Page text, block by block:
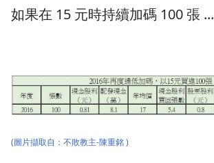
如果在 15 元時持續加碼 100 張 ...
(圖片擷取自： 不敗教主-陳重銘)